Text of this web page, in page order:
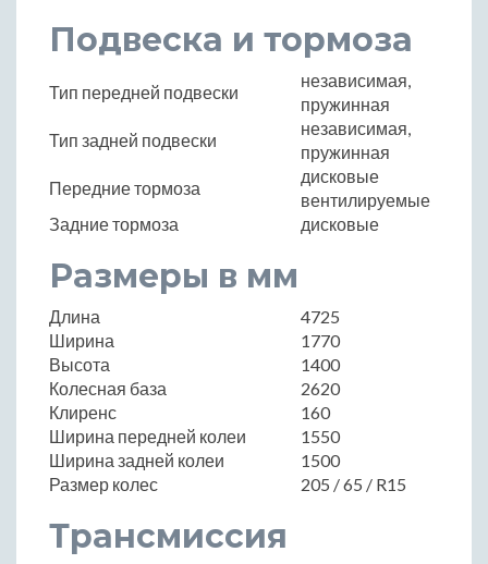
Подвеска и тормоза
Тип передней подвески
независимая,
пружинная
Тип задней подвески
независимая,
пружинная
Передние тормоза
дисковые
вентилируемые
Задние тормоза
дисковые
Размеры в мм
Длина
4725
Ширина
1770
Высота
1400
Колесная база
2620
Клиренс
160
Ширина передней колеи
1550
Ширина задней колеи
1500
Размер колес
205 / 65 / R15
Трансмиссия